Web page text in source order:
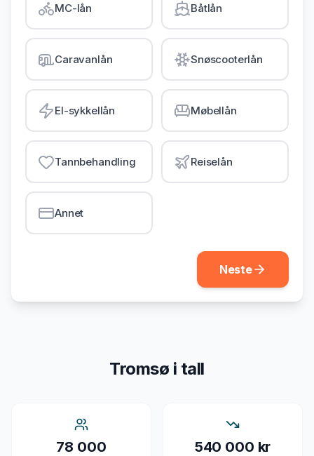
Gjeldsordning
Inkassohjelp
LÅN & KREDITT
Smålån
Lån uten sikkerhet
Kredittkort
Lån på dagen
MC-lån Båtlån
Caravanlån Snøscooterlån
El-sykkellån Møbellån
Tannbehandling Reiselån
Annet
Neste
Tromsø i tall
78 000 540 000 kr